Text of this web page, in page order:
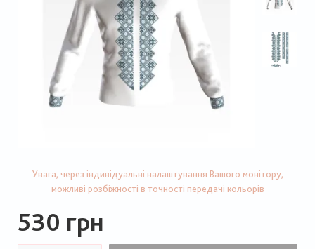
Увага, через індивідуальні налаштування Вашого монітору,
можливі розбіжності в точності передачі кольорів
530 грн